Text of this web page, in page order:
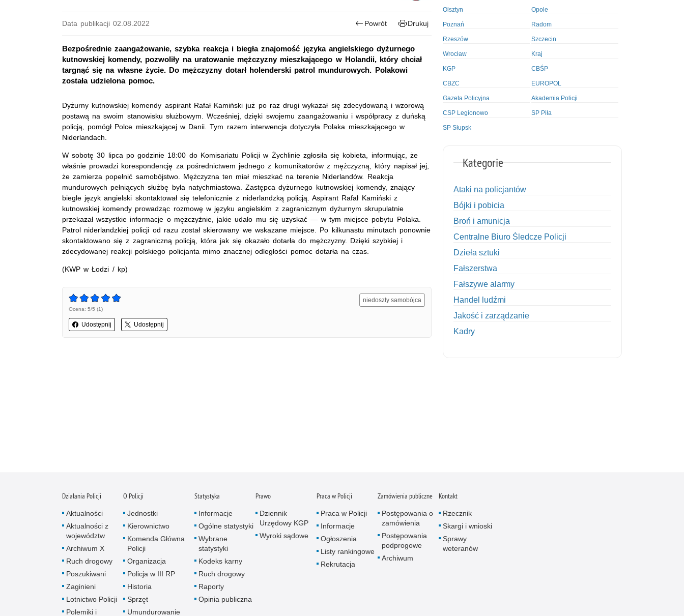
Data publikacji 02.08.2022 Powrót Drukuj
Bezpośrednie zaangażowanie, szybka reakcja i biegła znajomość języka angielskiego dyżurnego
kutnowskiej komendy, pozwoliły na uratowanie mężczyzny mieszkającego w Holandii, który chciał
targnąć się na własne życie. Do mężczyzny dotarł holenderski patrol mundurowych. Polakowi
została udzielona pomoc.
Dyżurny kutnowskiej komendy aspirant Rafał Kamiński już po raz drugi wykazał się zdecydowaną i wzorową
postawą na swoim stanowisku służbowym. Wcześniej, dzięki swojemu zaangażowaniu i współpracy z duńską
policją, pomógł Polce mieszkającej w Danii. Tym razem interwencja dotyczyła Polaka mieszkającego w
Niderlandach.
W sobotę 30 lipca po godzinie 18:00 do Komisariatu Policji w Żychlinie zgłosiła się kobieta, informując, że
właśnie prowadzi korespondencję za pośrednictwem jednego z komunikatorów z mężczyzną, który napisał jej,
że zamierza popełnić samobójstwo. Mężczyzna ten miał mieszkać na terenie Niderlandów. Reakcja
mundurowych pełniących służbę była natychmiastowa. Zastępca dyżurnego kutnowskiej komendy, znający
biegle język angielski skontaktował się telefonicznie z niderlandzką policją. Aspirant Rafał Kamiński z
kutnowskiej komendy prowadząc rozmowę w języku angielskim z zagranicznym dyżurnym skrupulatnie
przekazał wszystkie informacje o mężczyźnie, jakie udało mu się uzyskać — w tym miejsce pobytu Polaka.
Patrol niderlandzkiej policji od razu został skierowany we wskazane miejsce. Po kilkunastu minutach ponownie
skontaktowano się z zagraniczną policją, która jak się okazało dotarła do mężczyzny. Dzięki szybkiej i
zdecydowanej reakcji polskiego policjanta mimo znacznej odległości pomoc dotarła na czas.
(KWP w Łodzi / kp)
Ocena: 5/5 (1)
Udostępnij Udostępnij
niedoszły samobójca
Olsztyn Opole
Poznań Radom
Rzeszów Szczecin
Wrocław Kraj
KGP CBŚP
CBZC EUROPOL
Gazeta Policyjna Akademia Policji
CSP Legionowo SP Piła
SP Słupsk
Kategorie
Ataki na policjantów
Bójki i pobicia
Broń i amunicja
Centralne Biuro Śledcze Policji
Dzieła sztuki
Fałszerstwa
Fałszywe alarmy
Handel ludźmi
Jakość i zarządzanie
Kadry
Nietrzeźwi kierujący
Nietrzeźwi opiekunowie
Działania Policji
Aktualności
Aktualności z
województw
Archiwum X
Ruch drogowy
Poszukiwani
Zaginieni
Lotnictwo Policji
Polemiki i
O Policji
Jednostki
Kierownictwo
Komenda Główna
Policji
Organizacja
Policja w III RP
Historia
Sprzęt
Umundurowanie
Statystyka
Informacje
Ogólne statystyki
Wybrane
statystyki
Kodeks karny
Ruch drogowy
Raporty
Opinia publiczna
Prawo
Dziennik
Urzędowy KGP
Wyroki sądowe
Praca w Policji
Praca w Policji
Informacje
Ogłoszenia
Listy rankingowe
Rekrutacja
Zamówienia publiczne
Postępowania o
zamówienia
Postępowania
podprogowe
Archiwum
Kontakt
Rzecznik
Skargi i wnioski
Sprawy
weteranów